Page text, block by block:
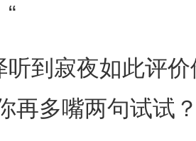
寂夜如此评价
再多嘴两句试试